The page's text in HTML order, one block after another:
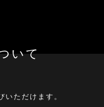
いて
いただけます。